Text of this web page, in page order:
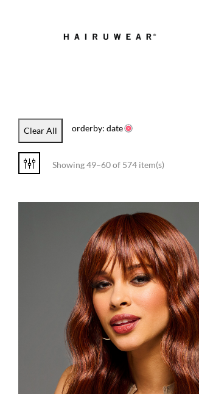
Clear All orderby: date
Showing 49–60 of 574 item(s)